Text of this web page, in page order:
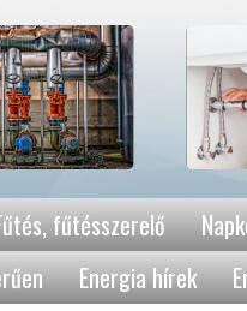
fűtésszerelő
Energia hírek